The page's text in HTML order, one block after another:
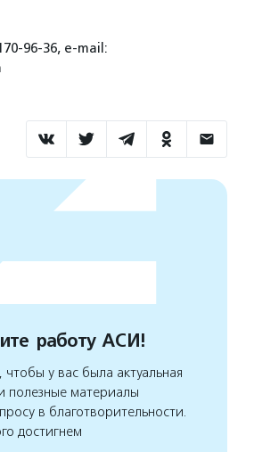
96-36, e-mail:
работу АСИ!
у вас была актуальная
полезные материалы
в благотворительности.
достигнем